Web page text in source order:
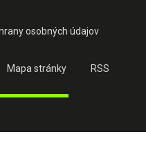
osobných údajov
Mapa stránky RSS